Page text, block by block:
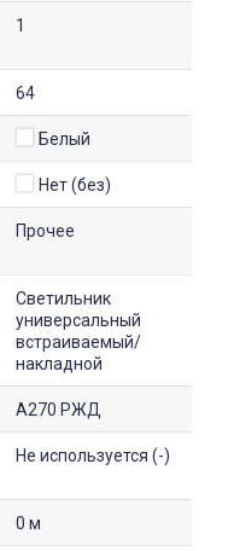
1
64
Белый
Нет (без)
Прочее
Светильник
универсальный
встраиваемый/
накладной
A270 РЖД
Не используется (-)
0 м